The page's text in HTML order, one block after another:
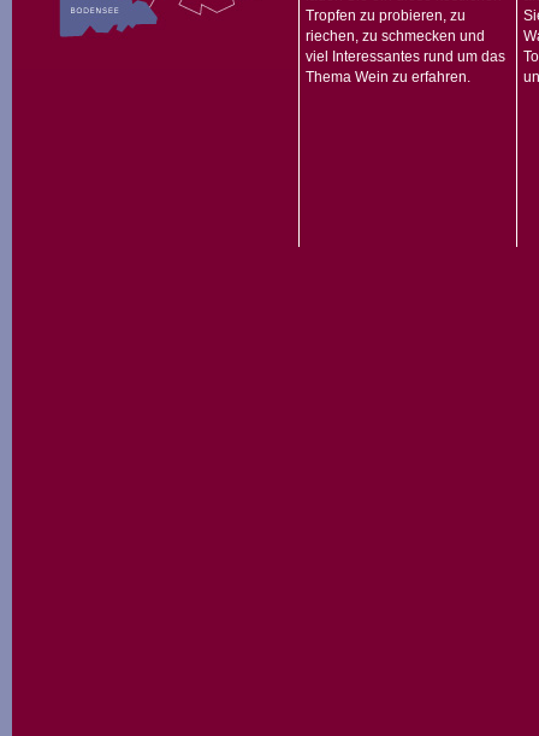
Tropfen zu probieren, zu
riechen, zu schmecken und
viel Interessantes rund um das
Thema Wein zu erfahren.